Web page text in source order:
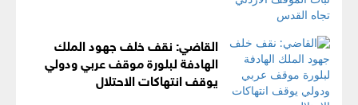
القاضي: نقف خلف جهود الملك
الهادفة لبلورة موقف عربي ودولي
يوقف انتهاكات الاحتلال